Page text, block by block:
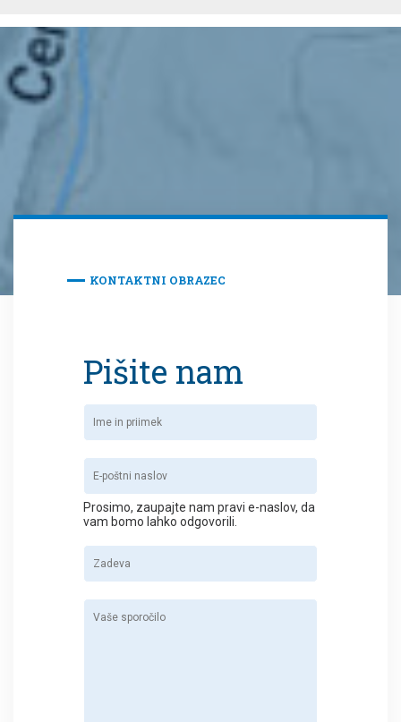
KONTAKTNI OBRAZEC
Pišite nam
Prosimo, zaupajte nam pravi e-naslov, da
vam bomo lahko odgovorili.